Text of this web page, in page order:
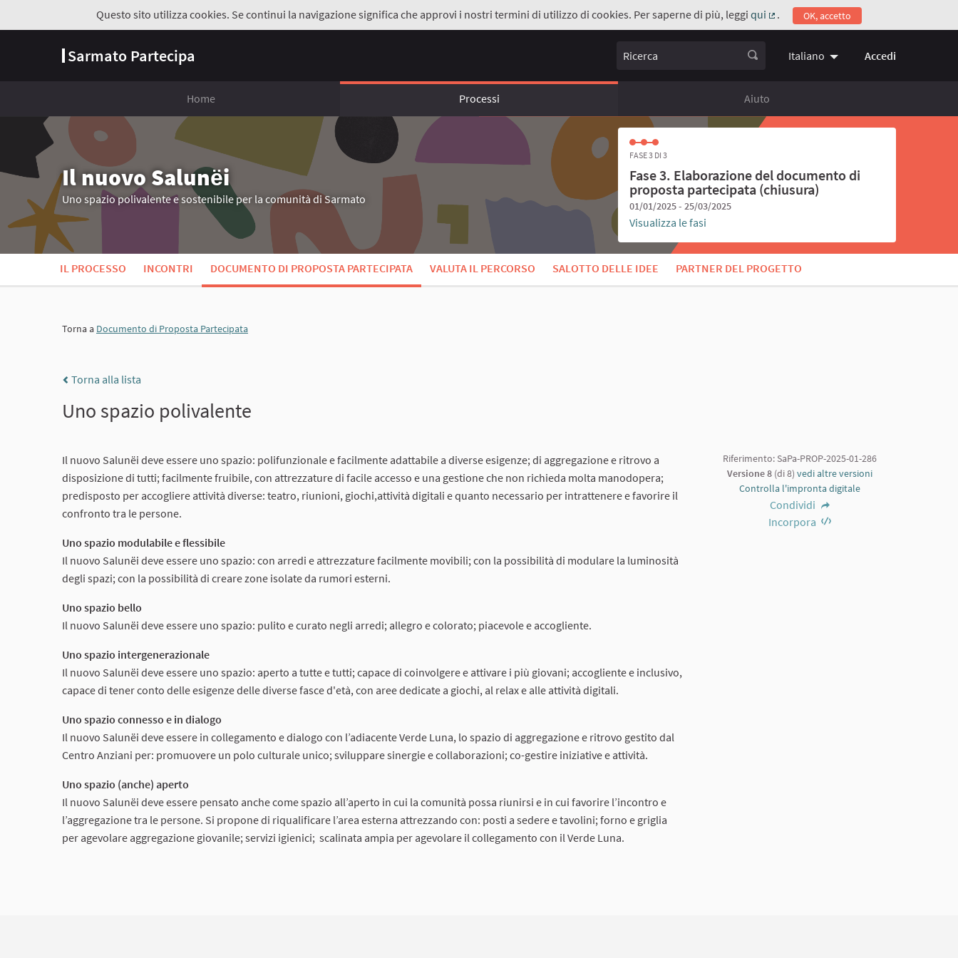
Questo sito utilizza cookies. Se continui la navigazione significa che approvi i nostri termini di utilizzo di cookies. Per saperne di più, leggi qui
(Collegamento esterno)
. OK, accetto
Sarmato Partecipa Ricerca Italiano Choose language
Accedi
Home Processi Aiuto
Il nuovo Salunёi
Uno spazio polivalente e sostenibile per la comunità di Sarmato
FASE 3 DI 3
Fase 3. Elaborazione del documento di
proposta partecipata (chiusura)
01/01/2025 - 25/03/2025
Visualizza le fasi
IL PROCESSO INCONTRI DOCUMENTO DI PROPOSTA PARTECIPATA VALUTA IL PERCORSO SALOTTO DELLE IDEE PARTNER DEL PROGETTO
Torna a Documento di Proposta Partecipata
Torna alla lista
Uno spazio polivalente
Il nuovo Salunëi deve essere uno spazio: polifunzionale e facilmente adattabile a diverse esigenze; di aggregazione e ritrovo a
disposizione di tutti; facilmente fruibile, con attrezzature di facile accesso e una gestione che non richieda molta manodopera;
predisposto per accogliere attività diverse: teatro, riunioni, giochi,attività digitali e quanto necessario per intrattenere e favorire il
confronto tra le persone.
Uno spazio modulabile e flessibile
Il nuovo Salunëi deve essere uno spazio: con arredi e attrezzature facilmente movibili; con la possibilità di modulare la luminosità
degli spazi; con la possibilità di creare zone isolate da rumori esterni.
Uno spazio bello
Il nuovo Salunëi deve essere uno spazio: pulito e curato negli arredi; allegro e colorato; piacevole e accogliente.
Uno spazio intergenerazionale
Il nuovo Salunëi deve essere uno spazio: aperto a tutte e tutti; capace di coinvolgere e attivare i più giovani; accogliente e inclusivo,
capace di tener conto delle esigenze delle diverse fasce d'età, con aree dedicate a giochi, al relax e alle attività digitali.
Uno spazio connesso e in dialogo
Il nuovo Salunëi deve essere in collegamento e dialogo con l’adiacente Verde Luna, lo spazio di aggregazione e ritrovo gestito dal
Centro Anziani per: promuovere un polo culturale unico; sviluppare sinergie e collaborazioni; co-gestire iniziative e attività.
Uno spazio (anche) aperto
Il nuovo Salunëi deve essere pensato anche come spazio all’aperto in cui la comunità possa riunirsi e in cui favorire l’incontro e
l’aggregazione tra le persone. Si propone di riqualificare l’area esterna attrezzando con: posti a sedere e tavolini; forno e griglia
per agevolare aggregazione giovanile; servizi igienici; scalinata ampia per agevolare il collegamento con il Verde Luna.
Riferimento: SaPa-PROP-2025-01-286
Versione 8 (di 8) vedi altre versioni
Controlla l'impronta digitale
Condividi
Incorpora